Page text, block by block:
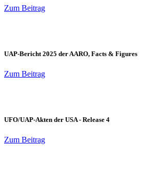
Zum Beitrag
UAP-Bericht 2025 der AARO, Facts & Figures
Zum Beitrag
UFO/UAP-Akten der USA - Release 4
Zum Beitrag